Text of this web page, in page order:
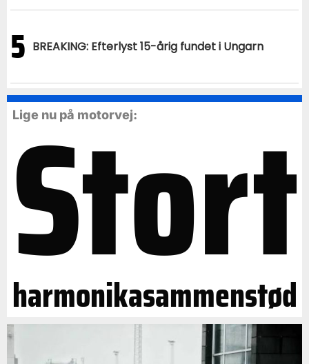
5 BREAKING: Efterlyst 15-årig fundet i Ungarn
Lige nu på motorvej:
Stort
harmonikasammenstød